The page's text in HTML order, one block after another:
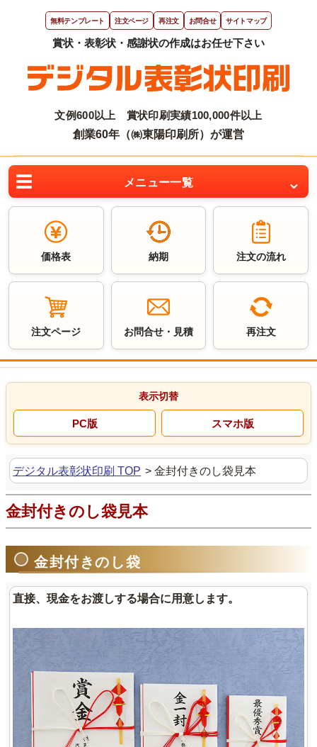
無料テンプレート 注文ページ 再注文 お問合せ サイトマップ
文例600以上 賞状印刷実績100,000件以上
創業60年（㈱東陽印刷所）が運営
メニュー一覧
価格表 納期 注文の流れ
注文ページ お問合せ・見積 再注文
デジタル表彰状印刷 TOP > 金封付きのし袋見本
金封付きのし袋見本
金封付きのし袋
直接、現金をお渡しする場合に用意します。